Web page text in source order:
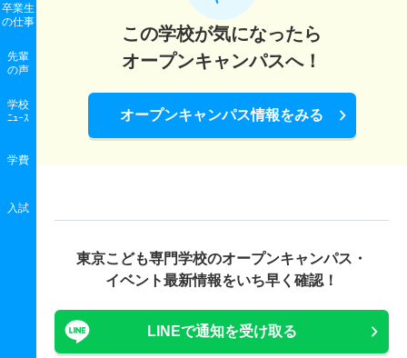
卒業生
の仕事
先輩
の声
学校
ﾆｭｰｽ
学費
入試
この学校が気になったら
オープンキャンパスへ！
オープンキャンパス情報をみる
東京こども専門学校のオープンキャンパス・
イベント最新情報をいち早く確認！
LINEで通知を受け取る